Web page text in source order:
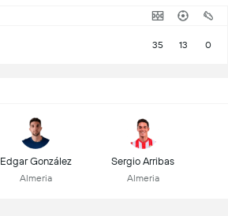
35 13 0
Edgar González
Almeria
Sergio Arribas
Almeria